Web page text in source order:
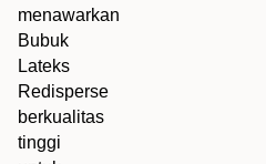
menawarkan
Bubuk
Lateks
Redisperse
berkualitas
tinggi